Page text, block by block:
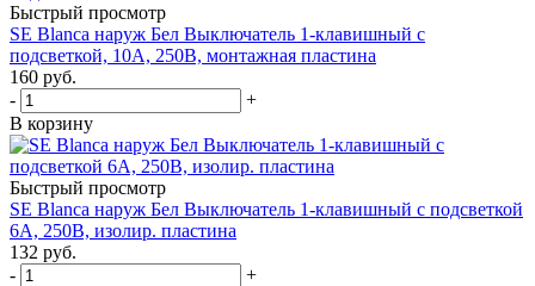
Быстрый просмотр
SE Blanca наруж Бел Выключатель 1-клавишный с
подсветкой, 10А, 250B, монтажная пластина
160 руб.
-
+
В корзину
Быстрый просмотр
SE Blanca наруж Бел Выключатель 1-клавишный с подсветкой
6А, 250B, изолир. пластина
132 руб.
-
+